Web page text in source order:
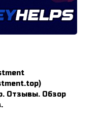
Отзывы. Обзор